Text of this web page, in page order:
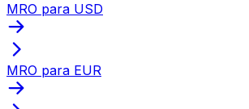
MRO para USD
MRO para EUR